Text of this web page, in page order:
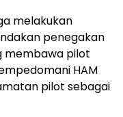
melakukan
penegakan
membawa pilot
HAM
pilot sebagai